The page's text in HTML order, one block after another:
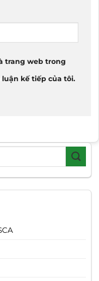
trang web trong
kế tiếp của tôi.